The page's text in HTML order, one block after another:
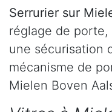
Serrurier sur
réglage de
une sécurisation
mécanisme de
Mielen Boven